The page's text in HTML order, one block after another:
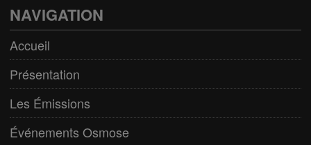
Bien être/Santé
Culture/Loisirs
Electro/Transe
Paranormal
Pop/Rock
NAVIGATION
Accueil
Présentation
Les Émissions
Événements Osmose